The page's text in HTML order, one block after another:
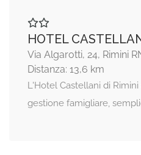
HOTEL
Via Algarotti, 24, Rimini
Distanza: 13,6 km
L'Hotel Castellani di
gestione famigliare,